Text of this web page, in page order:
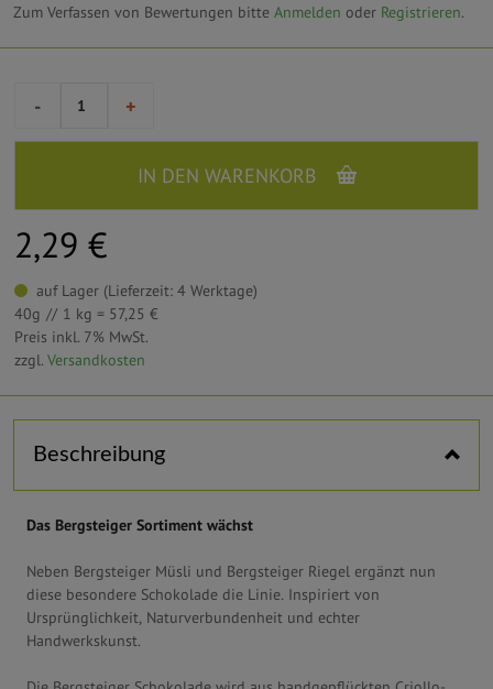
Zum Verfassen von Bewertungen bitte Anmelden oder Registrieren.
- +
IN DEN WARENKORB
2,29 €
auf Lager (Lieferzeit: 4 Werktage)
40g
1 kg = 57,25 €
Preis inkl. 7% MwSt.
zzgl. Versandkosten
Beschreibung
Das Bergsteiger Sortiment wächst
Neben Bergsteiger Müsli und Bergsteiger Riegel ergänzt nun
diese besondere Schokolade die Linie. Inspiriert von
Ursprünglichkeit, Naturverbundenheit und echter
Handwerkskunst.